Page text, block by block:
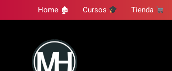
to
Home 🏚 Cursos Tienda